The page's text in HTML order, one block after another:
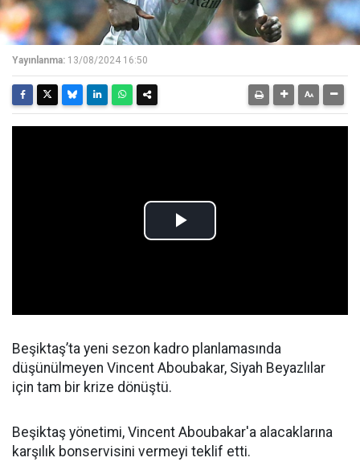
Yayınlanma: 13/08/2024 16:50
Beşiktaş’ta yeni sezon kadro planlamasında
düşünülmeyen Vincent Aboubakar, Siyah Beyazlılar
için tam bir krize dönüştü.
Beşiktaş yönetimi, Vincent Aboubakar'a alacaklarına
karşılık bonservisini vermeyi teklif etti.